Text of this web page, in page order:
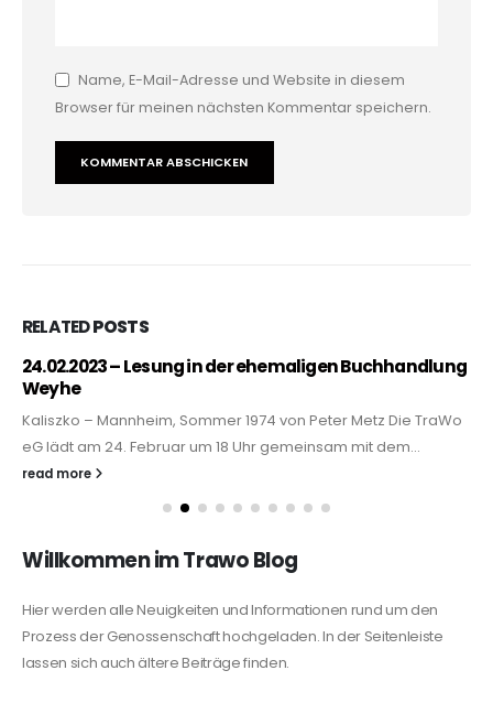
Name, E-Mail-Adresse und Website in diesem
Browser für meinen nächsten Kommentar speichern.
RELATEDPOSTS
14. September 2025 I Tag des offenen Denkmals
Ausblicke und Einblicke in Ideen und Umsetzung zum Erhalt
des Denkmals Altperverstraße 11 Die TraWo eG öffnet die Türen